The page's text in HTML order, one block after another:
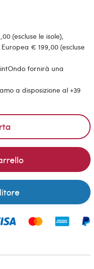
(escluse le isole),
€ 199,00 (escluse
fornirà una
a disposizione al +39